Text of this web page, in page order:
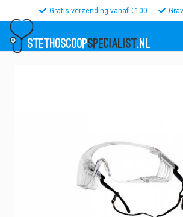
Gratis verzending vanaf €100
STETHOSCOOPSPECIALIST.NL